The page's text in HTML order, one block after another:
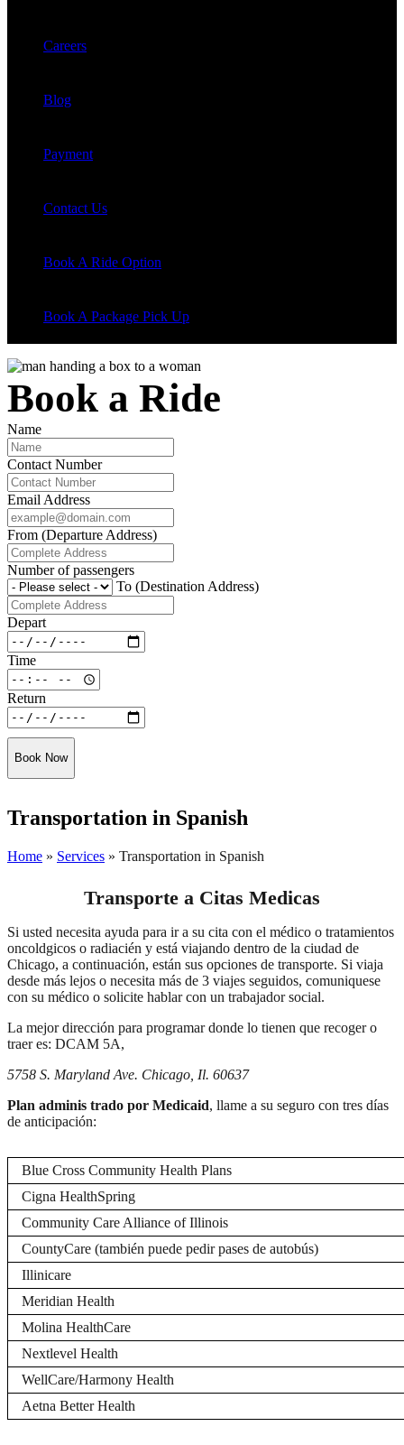
Careers
Blog
Payment
Contact Us
Book A Ride Option
Book A Package Pick Up
Book a Ride
Name
Contact Number
Email Address
From (Departure Address)
Number of passengers
To (Destination Address)
Depart
Time
Return
Book Now
Transportation in Spanish
Home » Services » Transportation in Spanish
Transporte a Citas Medicas
Si usted necesita ayuda para ir a su cita con el médico o tratamientos
oncoldgicos o radiacién y está viajando dentro de la ciudad de
Chicago, a continuación, están sus opciones de transporte. Si viaja
desde más lejos o necesita más de 3 viajes seguidos, comuniquese
con su médico o solicite hablar con un trabajador social.
La mejor dirección para programar donde lo tienen que recoger o
traer es: DCAM 5A,
5758 S. Maryland Ave. Chicago, Il. 60637
Plan adminis trado por Medicaid, llame a su seguro con tres días
de anticipación:
Blue Cross Community Health Plans
Cigna HealthSpring
Community Care Alliance of Illinois
CountyCare (también puede pedir pases de autobús)
Illinicare
Meridian Health
Molina HealthCare
Nextlevel Health
WellCare/Harmony Health
Aetna Better Health